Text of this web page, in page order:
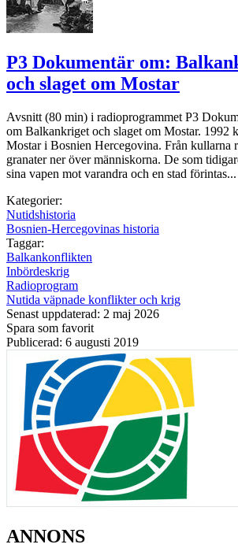
P3 Dokumentär om:
och slaget om Mostar
Avsnitt (80 min) i radioprogrammet P3
om Balkankriget och slaget om Mostar. 1992
Mostar i Bosnien Hercegovina. Från kullarna
granater ner över människorna. De som
sina vapen mot varandra och en stad förintas...
Kategorier:
Nutidshistoria
Bosnien-Hercegovinas historia
Taggar:
Balkankonflikten
Inbördeskrig
Radioprogram
Nutida väpnade konflikter och krig
Senast uppdaterad: 2 maj 2026
Spara som favorit
Publicerad: 6 augusti 2019
ANNONS